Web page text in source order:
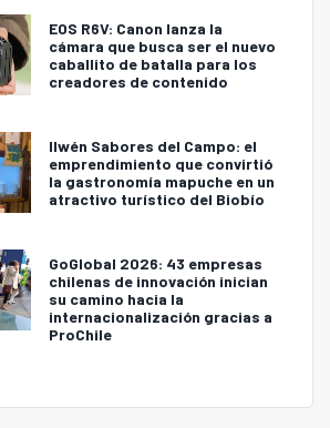
EOS R6V: Canon lanza la
cámara que busca ser el nuevo
caballito de batalla para los
creadores de contenido
Ilwén Sabores del Campo: el
emprendimiento que convirtió
la gastronomía mapuche en un
atractivo turístico del Biobío
GoGlobal 2026: 43 empresas
chilenas de innovación inician
su camino hacia la
internacionalización gracias a
ProChile